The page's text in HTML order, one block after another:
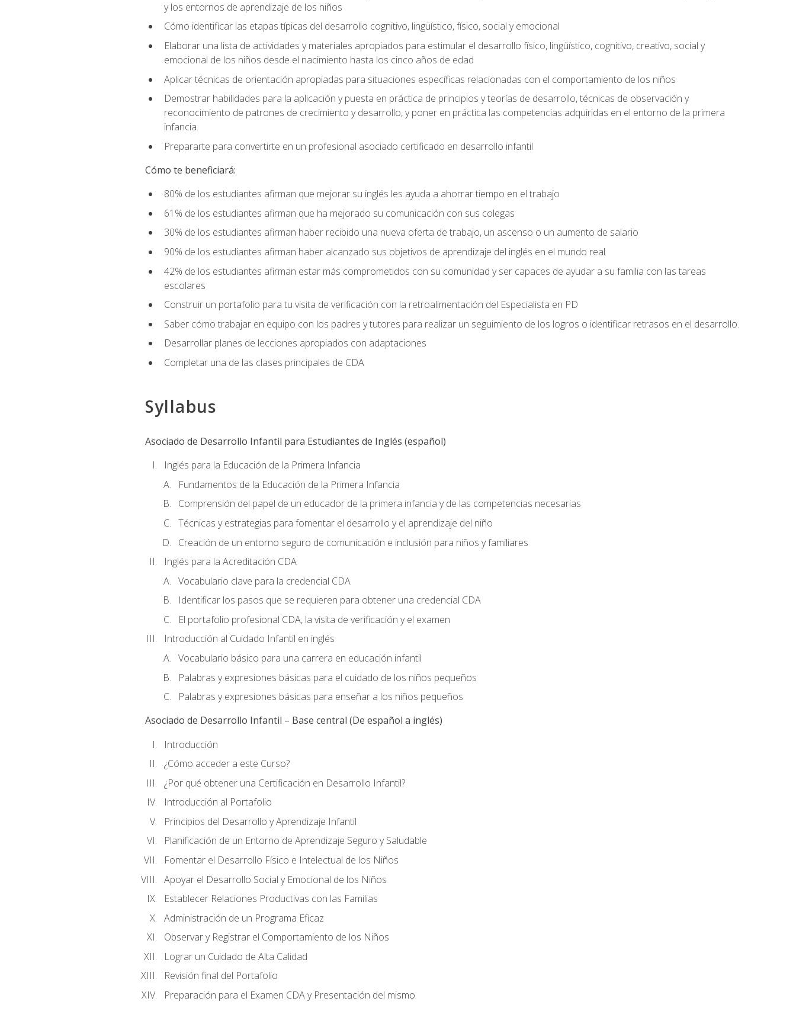
y los entornos de aprendizaje de los niños
Cómo identificar las etapas típicas del desarrollo cognitivo, lingüístico, físico, social y emocional
Elaborar una lista de actividades y materiales apropiados para estimular el desarrollo físico, lingüístico, cognitivo, creativo, social y
emocional de los niños desde el nacimiento hasta los cinco años de edad
Aplicar técnicas de orientación apropiadas para situaciones específicas relacionadas con el comportamiento de los niños
Demostrar habilidades para la aplicación y puesta en práctica de principios y teorías de desarrollo, técnicas de observación y
reconocimiento de patrones de crecimiento y desarrollo, y poner en práctica las competencias adquiridas en el entorno de la primera
infancia.
Prepararte para convertirte en un profesional asociado certificado en desarrollo infantil
Cómo te beneficiará:
80% de los estudiantes afirman que mejorar su inglés les ayuda a ahorrar tiempo en el trabajo
61% de los estudiantes afirman que ha mejorado su comunicación con sus colegas
30% de los estudiantes afirman haber recibido una nueva oferta de trabajo, un ascenso o un aumento de salario
90% de los estudiantes afirman haber alcanzado sus objetivos de aprendizaje del inglés en el mundo real
42% de los estudiantes afirman estar más comprometidos con su comunidad y ser capaces de ayudar a su familia con las tareas
escolares
Construir un portafolio para tu visita de verificación con la retroalimentación del Especialista en PD
Saber cómo trabajar en equipo con los padres y tutores para realizar un seguimiento de los logros o identificar retrasos en el desarrollo.
Desarrollar planes de lecciones apropiados con adaptaciones
Completar una de las clases principales de CDA
Syllabus
Asociado de Desarrollo Infantil para Estudiantes de Inglés (español)
Inglés para la Educación de la Primera Infancia
Fundamentos de la Educación de la Primera Infancia
Comprensión del papel de un educador de la primera infancia y de las competencias necesarias
Técnicas y estrategias para fomentar el desarrollo y el aprendizaje del niño
Creación de un entorno seguro de comunicación e inclusión para niños y familiares
Inglés para la Acreditación CDA
Vocabulario clave para la credencial CDA
Identificar los pasos que se requieren para obtener una credencial CDA
El portafolio profesional CDA, la visita de verificación y el examen
Introducción al Cuidado Infantil en inglés
Vocabulario básico para una carrera en educación infantil
Palabras y expresiones básicas para el cuidado de los niños pequeños
Palabras y expresiones básicas para enseñar a los niños pequeños
Asociado de Desarrollo Infantil – Base central (De español a inglés)
Introducción
¿Cómo acceder a este Curso?
¿Por qué obtener una Certificación en Desarrollo Infantil?
Introducción al Portafolio
Principios del Desarrollo y Aprendizaje Infantil
Planificación de un Entorno de Aprendizaje Seguro y Saludable
Fomentar el Desarrollo Físico e Intelectual de los Niños
Apoyar el Desarrollo Social y Emocional de los Niños
Establecer Relaciones Productivas con las Familias
Administración de un Programa Eficaz
Observar y Registrar el Comportamiento de los Niños
Lograr un Cuidado de Alta Calidad
Revisión final del Portafolio
Preparación para el Examen CDA y Presentación del mismo